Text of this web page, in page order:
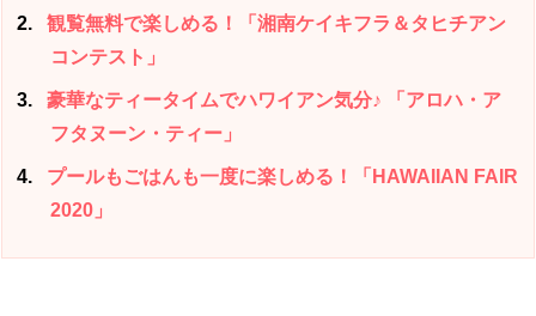
2
観覧無料で楽しめる！「湘南ケイキフラ＆タヒチアン
コンテスト」
3
豪華なティータイムでハワイアン気分♪ 「アロハ・ア
フタヌーン・ティー」
4
プールもごはんも一度に楽しめる！「HAWAIIAN FAIR
2020」